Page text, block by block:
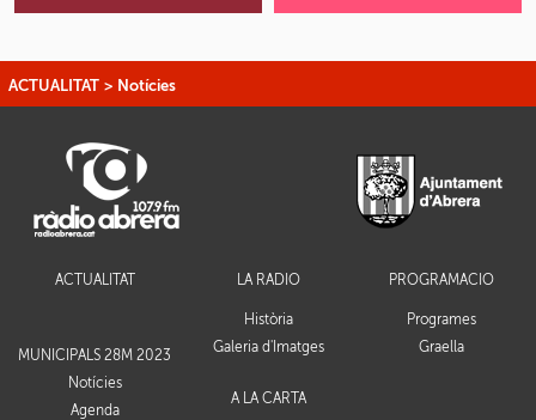
ACTUALITAT > Notícies
ACTUALITAT
MUNICIPALS 28M 2023
Notícies
Agenda
LA RÀDIO
Història
Galeria d'Imatges
PROGRAMACIÓ
Programes
Graella
A LA CARTA